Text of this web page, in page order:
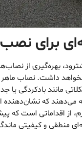
برای نصب
بهره‌گیری از
نخواهد داشت. نصاب
مانند بادکردگی یا
می‌دهند که
از اقداماتی است که
و کیفیتی